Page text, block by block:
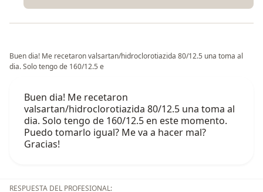
Buen dia! Me recetaron valsartan/hidroclorotiazida 80/12.5 una toma al
dia. Solo tengo de 160/12.5 e
Buen dia! Me recetaron
valsartan/hidroclorotiazida 80/12.5 una toma al
dia. Solo tengo de 160/12.5 en este momento.
Puedo tomarlo igual? Me va a hacer mal?
Gracias!
RESPUESTA DEL PROFESIONAL: